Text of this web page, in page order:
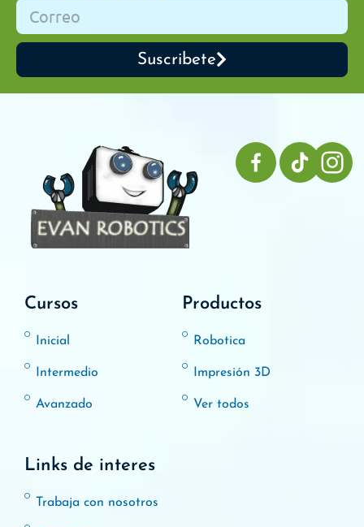
Suscribete
Cursos
Inicial
Intermedio
Avanzado
Productos
Robotica
Impresión 3D
Ver todos
Links de interes
Trabaja con nosotros